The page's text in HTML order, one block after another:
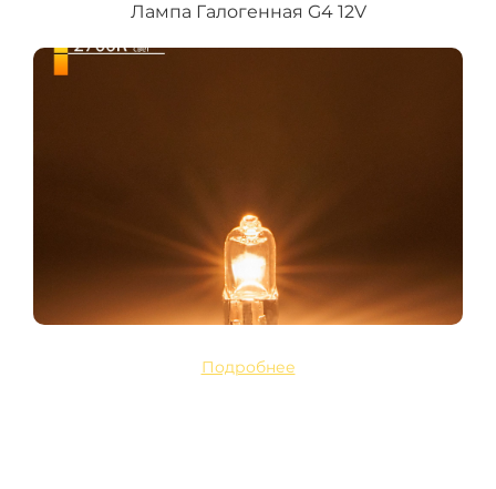
Лампа Галогенная G4 12V
Подробнее